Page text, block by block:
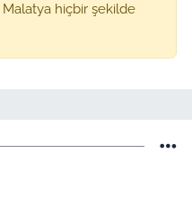
hiçbir şekilde